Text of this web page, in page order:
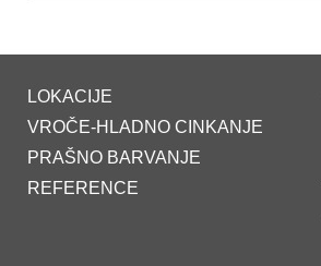
LOKACIJE
VROČE-HLADNO CINKANJE
PRAŠNO BARVANJE
REFERENCE